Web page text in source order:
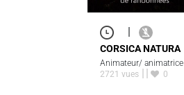
CORSICA NATURA
Animateur/ animatrice
2721 vues
0